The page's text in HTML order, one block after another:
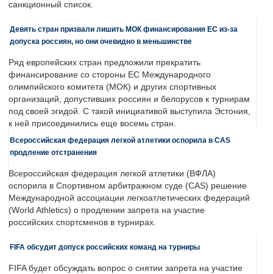
санкционный список.
Девять стран призвали лишить МОК финансирования ЕС из-за
допуска россиян, но они очевидно в меньшинстве
Ряд европейских стран предложили прекратить
финансирование со стороны ЕС Международного
олимпийского комитета (МОК) и других спортивных
организаций, допустивших россиян и белорусов к турнирам
под своей эгидой. С такой инициативой выступила Эстония,
к ней присоединились еще восемь стран.
Всероссийская федерация легкой атлетики оспорила в CAS
продление отстранения
Всероссийская федерация легкой атлетики (ВФЛА)
оспорила в Спортивном арбитражном суде (CAS) решение
Международной ассоциации легкоатлетических федераций
(World Athletics) о продлении запрета на участие
российских спортсменов в турнирах.
FIFA обсудит допуск российских команд на турниры
FIFA будет обсуждать вопрос о снятии запрета на участие